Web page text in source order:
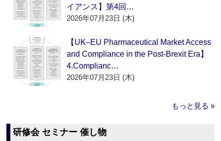
イアンス】第4回…
2026年07月23日 (木)
【UK–EU Pharmaceutical Market Access
and Compliance in the Post-Brexit Era】
4.Complianc…
2026年07月23日 (木)
もっと見る »
研修会 セミナー 催し物